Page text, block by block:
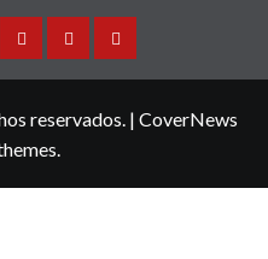
Espectaculos
TurismoDeportes
reservados. | CoverNews